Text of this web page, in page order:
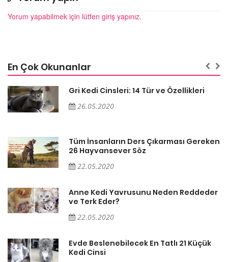
Yorum yapabilmek için lütfen giriş yapınız.
En Çok Okunanlar
Gri Kedi Cinsleri: 14 Tür ve Özellikleri
26.05.2020
Tüm İnsanların Ders Çıkarması Gereken
26 Hayvansever Söz
22.05.2020
Anne Kedi Yavrusunu Neden Reddeder
ve Terk Eder?
22.05.2020
Evde Beslenebilecek En Tatlı 21 Küçük
Kedi Cinsi